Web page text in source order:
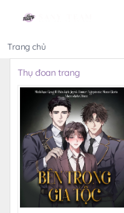
Trang chủ
Thụ đoan trang